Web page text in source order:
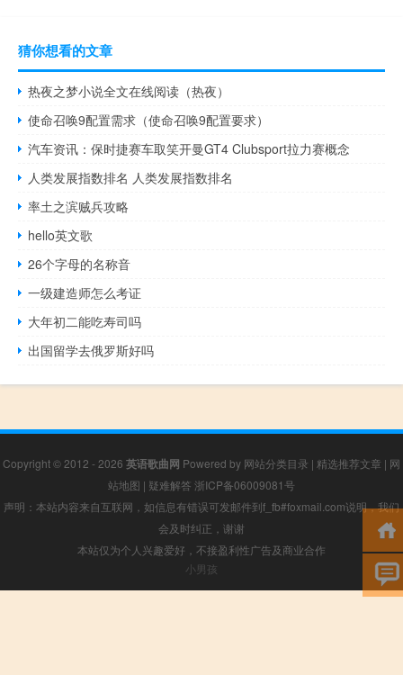
猜你想看的文章
热夜之梦小说全文在线阅读（热夜）
使命召唤9配置需求（使命召唤9配置要求）
汽车资讯：保时捷赛车取笑开曼GT4 Clubsport拉力赛概念
人类发展指数排名 人类发展指数排名
率土之滨贼兵攻略
hello英文歌
26个字母的名称音
一级建造师怎么考证
大年初二能吃寿司吗
出国留学去俄罗斯好吗
Copyright © 2012 - 2026 英语歌曲网 Powered by 网站分类目录 | 精选推荐文章 | 网
站地图 | 疑难解答 浙ICP备06009081号
声明：本站内容来自互联网，如信息有错误可发邮件到f_fb#foxmail.com说明，我们
会及时纠正，谢谢
本站仅为个人兴趣爱好，不接盈利性广告及商业合作
小男孩